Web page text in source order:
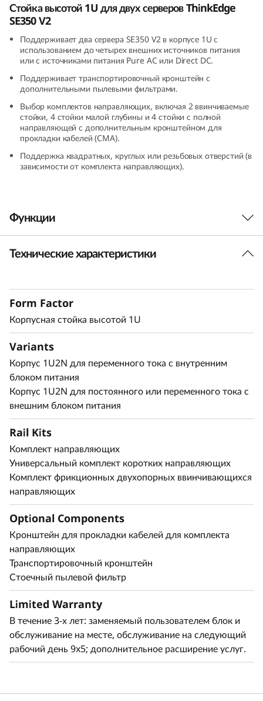
V
2
о
п
1
N
Стойка высотой 1U для двух серверов ThinkEdge
SE350 V2
Поддерживает два сервера SE350 V2 в корпусе 1U с
использованием до четырех внешних источников питания
или с источниками питания Pure AC или Direct DC.
Поддерживает транспортировочный кронштейн с
дополнительными пылевыми фильтрами.
Выбор комплектов направляющих, включая 2 ввинчиваемые
стойки, 4 стойки малой глубины и 4 стойки с полной
направляющей с дополнительным кронштейном для
прокладки кабелей (CMA).
Поддержка квадратных, круглых или резьбовых отверстий (в
зависимости от комплекта направляющих).
Функции
Решение для плотного монтажа в стойку
ThinkEdge SE350 V2 в стойке высотой 1U, что
позволяет развертывать серверы SE350 V2 в
Безопасный и защищенный
Корпус 1U2N оснащен транспортировочным
фильтрами для улавливания пыли и
предотвращения случайного доступа к портам
и кнопке питания.
Другие монтажные решения для сервера
SE350 V2
Монтаж сервера SE350 V2 может
осуществляться разными способами.
Ознакомьтесь с этими монтажными решениями
Корпус 2U2N (корпус небольшой глубины)
Настольный монтаж
Настенный монтаж
Технические характеристики
Form Factor
Корпусная стойка высотой 1U
Variants
Корпус 1U2N для переменного тока с внутренним
блоком питания
Корпус 1U2N для постоянного или переменного тока с
внешним блоком питания
Rail Kits
Комплект направляющих
Универсальный комплект коротких направляющих
Комплект фрикционных двухопорных ввинчивающихся
направляющих
Optional Components
Кронштейн для прокладки кабелей для комплекта
направляющих
Транспортировочный кронштейн
Стоечный пылевой фильтр
Limited Warranty
В течение 3-х лет: заменяемый пользователем блок и
обслуживание на месте, обслуживание на следующий
рабочий день 9x5; дополнительное расширение услуг.